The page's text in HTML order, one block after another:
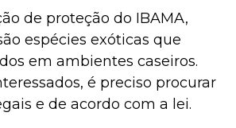
de proteção do IBAMA,
espécies exóticas que
em ambientes caseiros.
é preciso procurar
e de acordo com a lei.